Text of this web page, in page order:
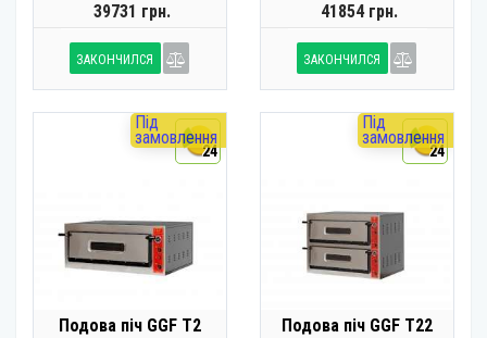
39731 грн.
ЗАКОНЧИЛСЯ
41854 грн.
ЗАКОНЧИЛСЯ
Під
замовлення
24
Подова піч GGF T2
Під
замовлення
24
Подова піч GGF T22